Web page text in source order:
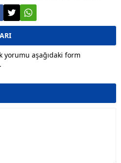
yorumu aşağıdaki form